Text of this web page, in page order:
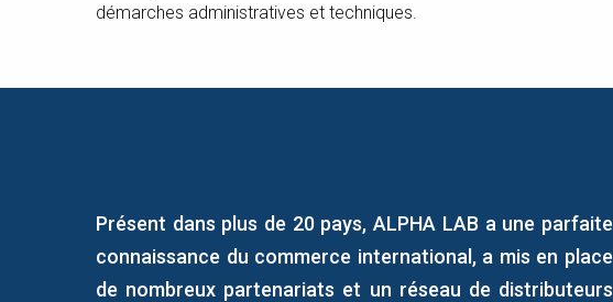
démarches administratives et techniques.
Présent dans plus de 20 pays, ALPHA LAB a une parfaite
connaissance du commerce international, a mis en place
de nombreux partenariats et un réseau de distributeurs